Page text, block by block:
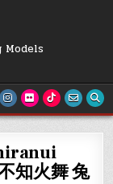
知火舞 兔